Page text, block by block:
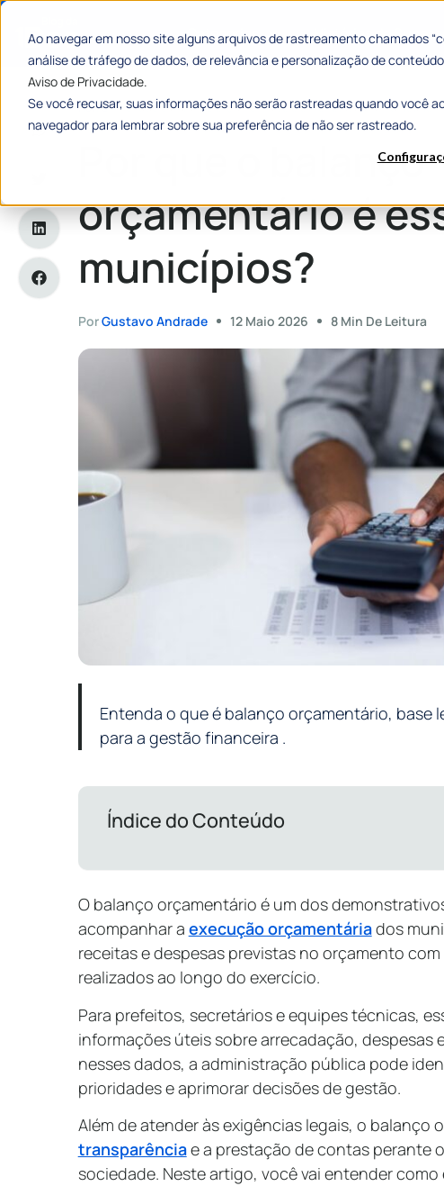
Ao navegar em nosso site alguns arquivos de rastreamento chamados
análise de tráfego de dados, de relevância e personalização de
Aviso de Privacidade.
Se você recusar, suas informações não serão rastreadas quando você
navegador para lembrar sobre sua preferência de não ser rastreado.
Categorias Histórias de
Home»Por que o balanço orçamentário é essencial para
Por que o balanço
orçamentário é
municípios?
PorGustavo Andrade 12 Maio 2026 8 Min De Leitura
Entenda o que é balanço orçamentário, base
para a gestão financeira .
Índice do Conteúdo
O balanço orçamentário é um dos
acompanhar a execução orçamentáriados
receitas e despesas previstas no orçamento
realizados ao longo do exercício.
Para prefeitos, secretários e equipes técnicas,
informações úteis sobre arrecadação, despesas
nesses dados, a administração pública pode
prioridades e aprimorar decisões de gestão.
Além de atender às exigências legais, o balanço
transparênciae a prestação de contas perante
sociedade. Neste artigo, você vai entender